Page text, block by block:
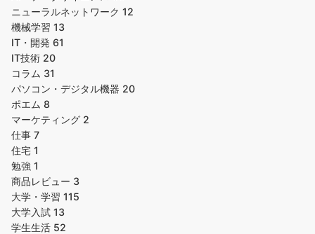
ニューラルネットワーク 12
機械学習 13
IT・開発 61
IT技術 20
コラム 31
パソコン・デジタル機器 20
ポエム 8
マーケティング 2
仕事 7
住宅 1
勉強 1
商品レビュー 3
大学・学習 115
大学入試 13
学生生活 52